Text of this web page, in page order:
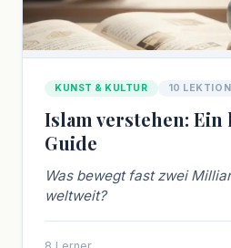
KUNST & KULTUR 10
Islam verstehen:
Guide
Was bewegt fast zwei
weltweit?